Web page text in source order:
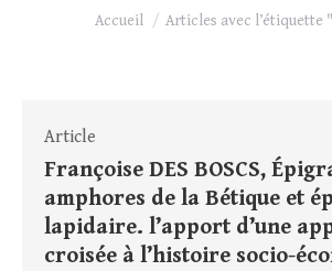
Vous êtes ici :
Accueil Articles avec l’étiquette
Article
Françoise DES BOSCS,
amphores de la Bétique et
lapidaire. l’apport d’une
croisée à l’histoire socio-